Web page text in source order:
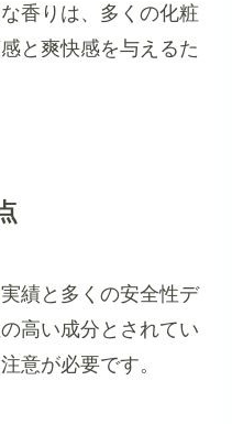
香りは、多くの化粧
と爽快感を与えるた
績と多くの安全性デ
高い成分とされてい
意が必要です。